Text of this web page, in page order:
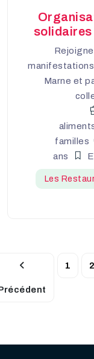
solidaires
Marne et
familles
ans
Les
1 2